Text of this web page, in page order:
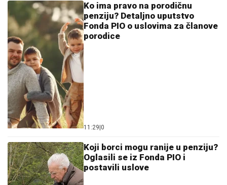
Ko ima pravo na porodičnu
penziju? Detaljno uputstvo
Fonda PIO o uslovima za članove
porodice
11:29 0
Koji borci mogu ranije u penziju?
Oglasili se iz Fonda PIO i
postavili uslove